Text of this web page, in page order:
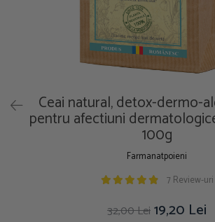
Ceai natural, detox-dermo-
pentru afectiuni
100g
Farmanatpoieni
7 Review-uri
32,00 Lei19,20 Lei